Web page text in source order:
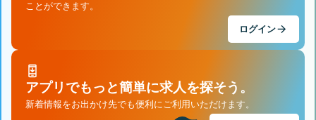
ことができます。
ログイン
アプリでもっと簡単に求人を探そう。
新着情報をお出かけ先でも便利にご利用いただけます。